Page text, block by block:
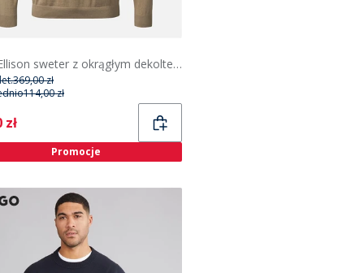
MCS Ellison sweter z okrągłym dekoltem dla niego kolor Silver Mink
369,00 zł
114,00 zł
zł
Promocje